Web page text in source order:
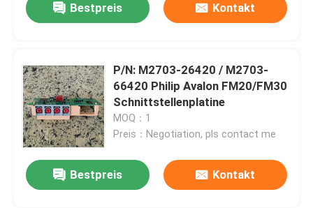
Bestpreis Kontakt
P/N: M2703-26420 / M2703-
66420 Philip Avalon FM20/FM30
Schnittstellenplatine
MOQ：1
Preis：Negotiation, pls contact me
Bestpreis Kontakt